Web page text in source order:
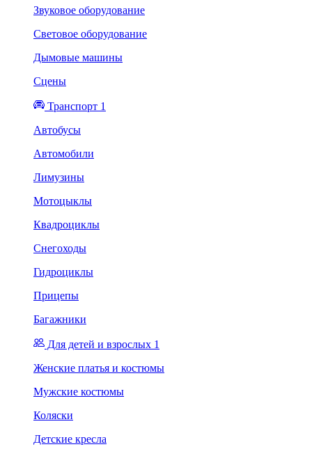
Звуковое оборудование
Световое оборудование
Дымовые машины
Сцены
Транспорт 1
Автобусы
Автомобили
Лимузины
Мотоцыклы
Квадроциклы
Снегоходы
Гидроциклы
Прицепы
Багажники
Для детей и взрослых 1
Женские платья и костюмы
Мужские костюмы
Коляски
Детские кресла